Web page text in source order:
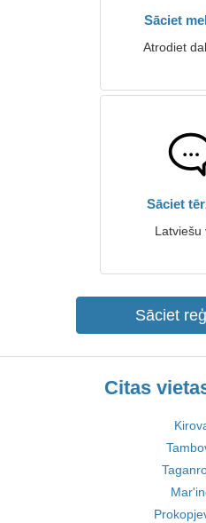
Sāciet
Atrodiet
Sāciet
Latviešu
Sāciet
Citas